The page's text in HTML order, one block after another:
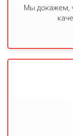
Мы докажем,